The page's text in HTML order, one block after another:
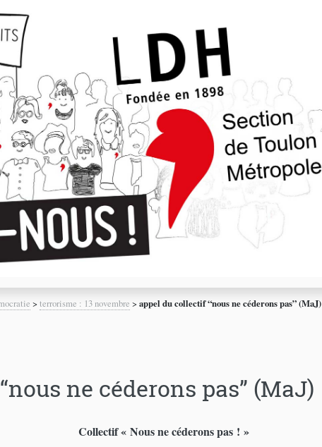
>terrorisme : 13 novembre >appel du collectif “nous ne céderons pas” (MaJ)
ne céderons pas” (MaJ)
Collectif « Nous ne céderons pas ! »